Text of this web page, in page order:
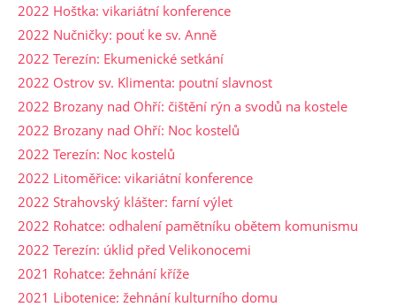
2022 Hoštka: vikariátní konference
2022 Nučničky: pouť ke sv. Anně
2022 Terezín: Ekumenické setkání
2022 Ostrov sv. Klimenta: poutní slavnost
2022 Brozany nad Ohří: čištění rýn a svodů na kostele
2022 Brozany nad Ohří: Noc kostelů
2022 Terezín: Noc kostelů
2022 Litoměřice: vikariátní konference
2022 Strahovský klášter: farní výlet
2022 Rohatce: odhalení pamětníku obětem komunismu
2022 Terezín: úklid před Velikonocemi
2021 Rohatce: žehnání kříže
2021 Libotenice: žehnání kulturního domu